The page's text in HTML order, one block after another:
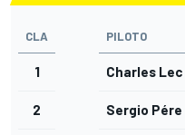
CLA PILOTO
1 Charles
2 Sergio Pérez